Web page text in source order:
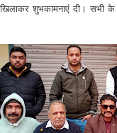
शुभकामनाएं दी। सभी